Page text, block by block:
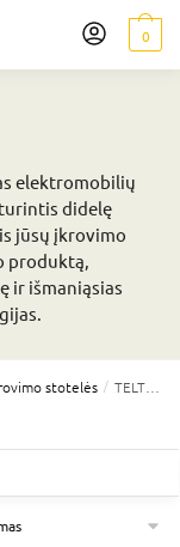
0
elektromobilių
didelę
jūsų įkrovimo
produktą,
ir išmaniąsias
stotelės / TELTOCHARGE